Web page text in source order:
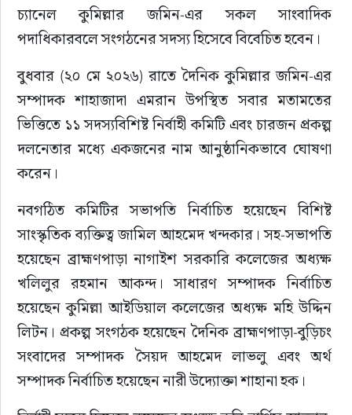
চ্যানেল কুমিল্লার জমিন-এর সকল সাংবাদিক
পদাধিকারবলে সংগঠনের সদস্য হিসেবে বিবেচিত হবেন।
বুধবার (২০ মে ২০২৬) রাতে দৈনিক কুমিল্লার জমিন-এর
সম্পাদক শাহাজাদা এমরান উপস্থিত সবার মতামতের
ভিত্তিতে ১১ সদস্যবিশিষ্ট নির্বাহী কমিটি এবং চারজন প্রকল্প
দলনেতার মধ্যে একজনের নাম আনুষ্ঠানিকভাবে ঘোষণা
করেন।
নবগঠিত কমিটির সভাপতি নির্বাচিত হয়েছেন বিশিষ্ট
সাংস্কৃতিক ব্যক্তিত্ব জামিল আহমেদ খন্দকার। সহ-সভাপতি
হয়েছেন ব্রাহ্মণপাড়া নাগাইশ সরকারি কলেজের অধ্যক্ষ
খলিলুর রহমান আকন্দ। সাধারণ সম্পাদক নির্বাচিত
হয়েছেন কুমিল্লা আইডিয়াল কলেজের অধ্যক্ষ মহি উদ্দিন
লিটন। প্রকল্প সংগঠক হয়েছেন দৈনিক ব্রাহ্মণপাড়া-বুড়িচং
সংবাদের সম্পাদক সৈয়দ আহমেদ লাভলু এবং অর্থ
সম্পাদক নির্বাচিত হয়েছেন নারী উদ্যোক্তা শাহানা হক।